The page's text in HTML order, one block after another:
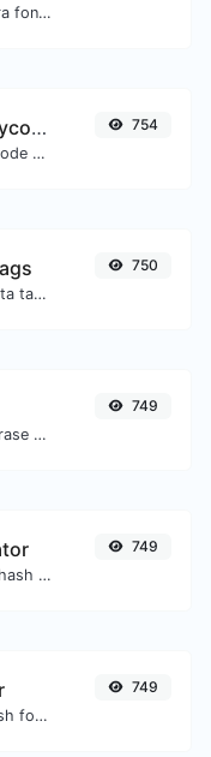
Converta texto normal para fonte cursiva.
Conversor IDN Punnycode
Converta IDN para Punnycode e vice-versa com facilidade.
754
Obtenha e verifique as meta tags de qualquer site.
750
Inverta as letras em uma frase ou parágrafo com facilidade.
749
Generate a SHA-512/256 hash for any string input.
749
Generate a SHA-3/512 hash for any string input.
749